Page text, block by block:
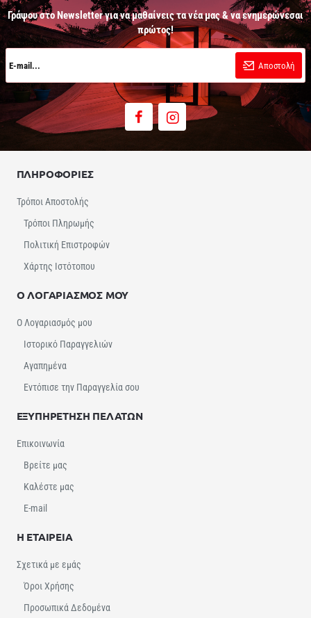
Γράψου στο Newsletter για να μαθαίνεις τα νέα μας & να ενημερώνεσαι
πρώτος!
mail...
Αποστολή
ΠΛΗΡΟΦΟΡΙΕΣ
Τρόποι Αποστολής
Τρόποι Πληρωμής
Πολιτική Επιστροφών
Χάρτης Ιστότοπου
Ο ΛΟΓΑΡΙΑΣΜΟΣ ΜΟΥ
Ο Λογαριασμός μου
Ιστορικό Παραγγελιών
Αγαπημένα
Εντόπισε την Παραγγελία σου
ΕΞΥΠΗΡΕΤΗΣΗ ΠΕΛΑΤΩΝ
Επικοινωνία
Βρείτε μας
Καλέστε μας
E-mail
Η ΕΤΑΙΡΕΙΑ
Σχετικά με εμάς
Όροι Χρήσης
Προσωπικά Δεδομένα